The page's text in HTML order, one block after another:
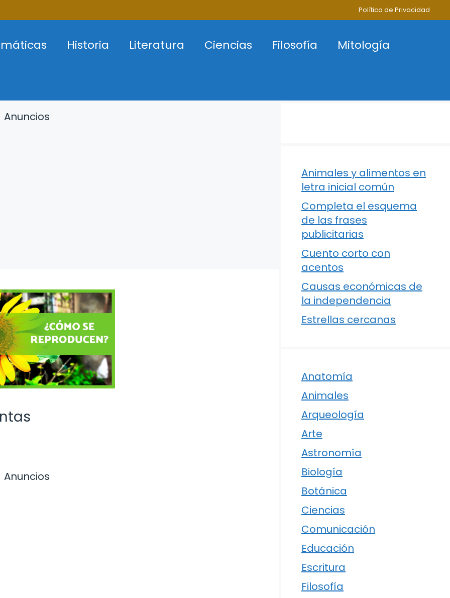
Política de Privacidad
Historia Literatura Ciencias Filosofía
Mitología
Anuncios
Anuncios
Animales y alimentos en
letra inicial común
Completa el esquema
de las frases
publicitarias
Cuento corto con
acentos
Causas económicas de
la independencia
Estrellas cercanas
Anatomía
Animales
Arqueología
Arte
Astronomía
Biología
Botánica
Ciencias
Comunicación
Educación
Escritura
Filosofía